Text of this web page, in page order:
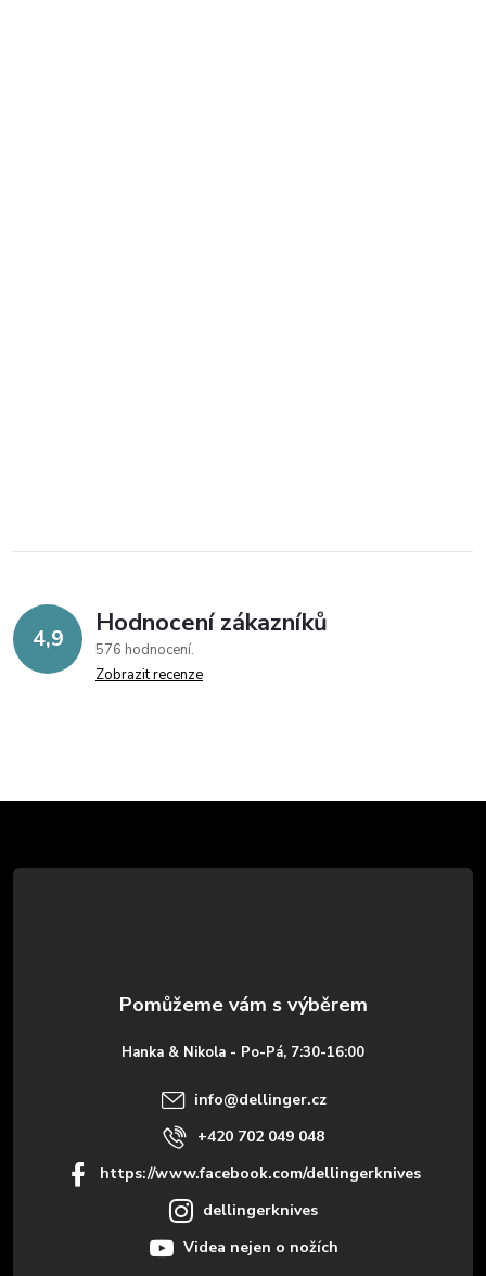
4,9 Hodnocení zákazníků
576 hodnocení
Zobrazit recenze
á
Hanka & Nikola - Po-Pá, 7:30-16:00
info@dellinger.cz
+420 702 049 048
https://www.facebook.com/dellingerknives
dellingerknives
Videa nejen o nožích